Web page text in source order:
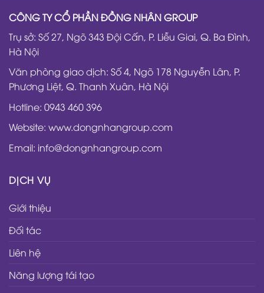
CÔNG TY CỔ PHẦN ĐỒNG NHÂN GROUP
Trụ sở: Số 27, Ngõ 343 Đội Cấn, P. Liễu Giai, Q. Ba Đình,
Hà Nội
Văn phòng giao dịch: Số 4, Ngõ 178 Nguyễn Lân, P.
Phương Liệt, Q. Thanh Xuân, Hà Nội
Hotline: 0943 460 396
Website: www.dongnhangroup.com
Email: info@dongnhangroup.com
DỊCH VỤ
Giới thiệu
Đối tác
Liên hệ
Năng lượng tái tạo